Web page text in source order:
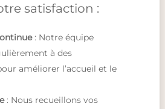
satisfaction :
: Notre équipe
à des
améliorer l’accueil et le
: Nous recueillons vos